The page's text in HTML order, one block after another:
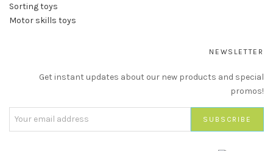
Sorting toys
Motor skills toys
NEWSLETTER
Get instant updates about our new products and special
promos!